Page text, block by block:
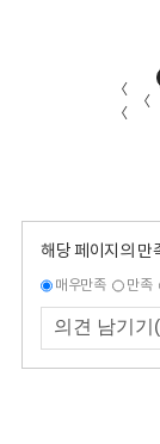
〈
〈
〈
해당 페이지의 만
매우만족 만족